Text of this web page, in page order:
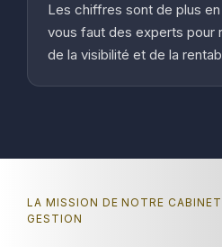
Les chiffres sont de plus en
vous faut des experts pour
de la visibilité et de la
LA MISSION DE NOTRE
GESTION